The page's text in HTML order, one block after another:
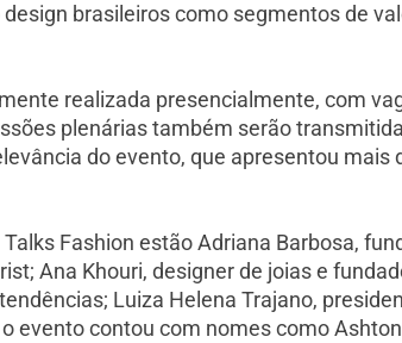
brasileiros como segmentos de
realizada presencialmente, com
plenárias também serão
do evento, que apresentou mais
Fashion estão Adriana Barbosa,
Ana Khouri, designer de joias e
Luiza Helena Trajano,
evento contou com nomes como